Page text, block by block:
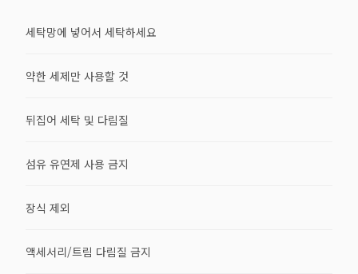
세탁망에 넣어서 세탁하세요
약한 세제만 사용할 것
뒤집어 세탁 및 다림질
섬유 유연제 사용 금지
장식 제외
액세서리/트림 다림질 금지